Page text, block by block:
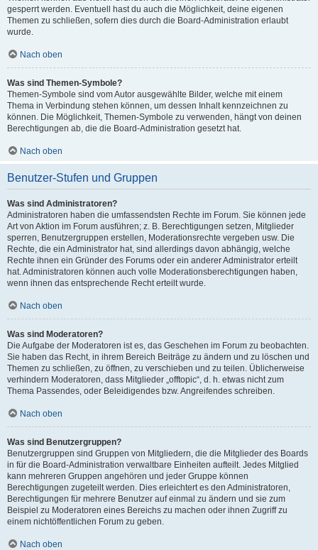
gesperrt werden. Eventuell hast du auch die Möglichkeit, deine eigenen
Themen zu schließen, sofern dies durch die Board-Administration erlaubt
wurde.
Nach oben
Was sind Themen-Symbole?
Themen-Symbole sind vom Autor ausgewählte Bilder, welche mit einem
Thema in Verbindung stehen können, um dessen Inhalt kennzeichnen zu
können. Die Möglichkeit, Themen-Symbole zu verwenden, hängt von deinen
Berechtigungen ab, die die Board-Administration gesetzt hat.
Nach oben
Benutzer-Stufen und Gruppen
Was sind Administratoren?
Administratoren haben die umfassendsten Rechte im Forum. Sie können jede
Art von Aktion im Forum ausführen; z. B. Berechtigungen setzen, Mitglieder
sperren, Benutzergruppen erstellen, Moderationsrechte vergeben usw. Die
Rechte, die ein Administrator hat, sind allerdings davon abhängig, welche
Rechte ihnen ein Gründer des Forums oder ein anderer Administrator erteilt
hat. Administratoren können auch volle Moderationsberechtigungen haben,
wenn ihnen das entsprechende Recht erteilt wurde.
Nach oben
Was sind Moderatoren?
Die Aufgabe der Moderatoren ist es, das Geschehen im Forum zu beobachten.
Sie haben das Recht, in ihrem Bereich Beiträge zu ändern und zu löschen und
Themen zu schließen, zu öffnen, zu verschieben und zu teilen. Üblicherweise
verhindern Moderatoren, dass Mitglieder „offtopic“, d. h. etwas nicht zum
Thema Passendes, oder Beleidigendes bzw. Angreifendes schreiben.
Nach oben
Was sind Benutzergruppen?
Benutzergruppen sind Gruppen von Mitgliedern, die die Mitglieder des Boards
in für die Board-Administration verwaltbare Einheiten aufteilt. Jedes Mitglied
kann mehreren Gruppen angehören und jeder Gruppe können
Berechtigungen zugeteilt werden. Dies erleichtert es den Administratoren,
Berechtigungen für mehrere Benutzer auf einmal zu ändern und sie zum
Beispiel zu Moderatoren eines Bereichs zu machen oder ihnen Zugriff zu
einem nichtöffentlichen Forum zu geben.
Nach oben